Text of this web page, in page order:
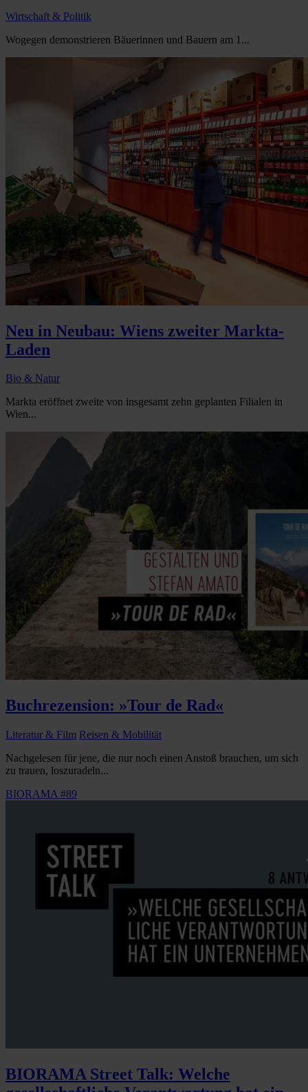
Wirtschaft & Politik
Wogegen demonstrieren Bäuerinnen und Bauern am 1...
Neu in Neubau: Wiens zweiter Markta-
Laden
Bio & Natur
Markta eröffnet zweite von insgesamt zehn geplanten Filialen in
Wien...
Buchrezension: »Tour de Rad«
Literatur & Film Reisen & Mobilität
Nachgelesen für jene, die nur noch einen Anstoß brauchen, um sich
zu trauen, loszuradeln...
BIORAMA #89
BIORAMA Street Talk: Welche